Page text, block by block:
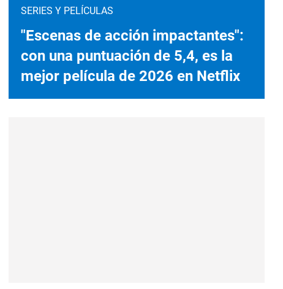
SERIES Y PELÍCULAS
"Escenas de acción impactantes":
con una puntuación de 5,4, es la
mejor película de 2026 en Netflix